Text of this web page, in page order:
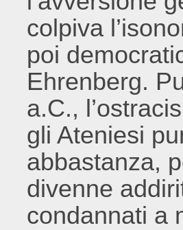
colpiva
poi
Ehrenberg.
a.C.,
gli Ateniesi
abbastanza,
divenne
condannati a